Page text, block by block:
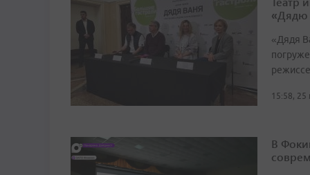
«Дядю
«Дядя
15:58, 25
В